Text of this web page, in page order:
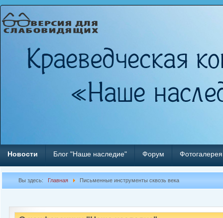
Новости Блог "Наше наследие" Форум Фотогалерея
Вы здесь: Главная Письменные инструменты сквозь века